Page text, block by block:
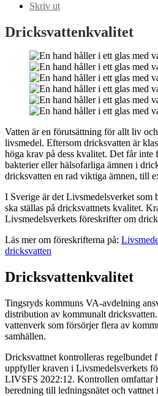
Skriv ut
Dricksvattenkvalitet
Vatten är en förutsättning för allt liv
livsmedel. Eftersom dricksvatten är
höga krav på dess kvalitet. Det får inte
bakterier eller hälsofarliga ämnen i
dricksvatten en rad viktiga ämnen, till
I Sverige är det Livsmedelsverket som
ska ställas på dricksvattnets kvalitet.
Livsmedelsverkets föreskrifter om
Läs mer om föreskrifterna på:
dricksvatten
Dricksvattenkvalitet
Tingsryds kommuns VA-avdelning
distribution av kommunalt
vattenverk som försörjer flera av
samhällen.
Dricksvattnet kontrolleras regelbundet
uppfyller kraven i Livsmedelsverkets
LIVSFS 2022:12. Kontrollen omfattar
beredning till ledningsnätet och vattnet